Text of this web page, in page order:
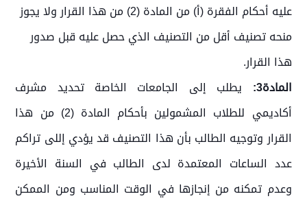
عليه أحكام الفقرة (أ) من المادة (2) من هذا القرار ولا يجوز
منحه تصنيف أقل من التصنيف الذي حصل عليه قبل صدور
هذا القرار.
المادة3:
يطلب إلى الجامعات الخاصة تحديد مشرف
أكاديمي للطلاب المشمولين بأحكام المادة (2) من هذا
القرار وتوجيه الطالب بأن هذا التصنيف قد يؤدي إللى تراكم
عدد الساعات المعتمدة لدى الطالب في السنة الأخيرة
وعدم تمكنه من إنجازها في الوقت المناسب ومن الممكن